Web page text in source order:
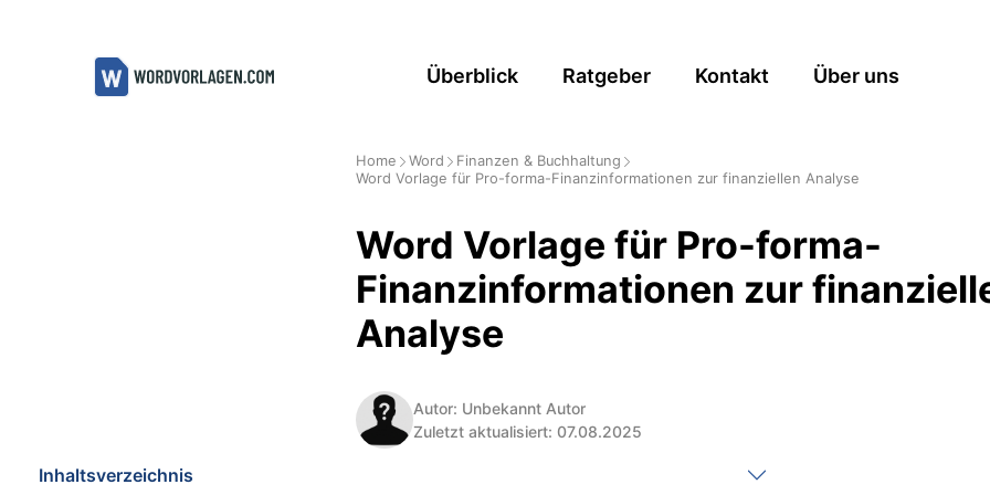
Überblick Ratgeber Kontakt Über uns
Home Word
Finanzen & Buchhaltung
Word Vorlage für Pro-forma-Finanzinformationen zur finanziellen Analyse
Word Vorlage für Pro-forma-
Finanzinformationen zur
Analyse
Autor: Unbekannt Autor
Zuletzt aktualisiert: 07.08.2025
Inhaltsverzeichnis